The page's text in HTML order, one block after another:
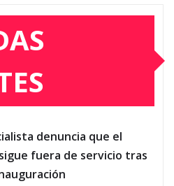
denuncia que el
fuera de servicio tras